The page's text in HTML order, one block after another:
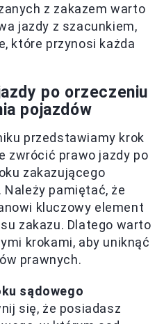
z zakazem warto
jazdy z szacunkiem,
które przynosi każda
po orzeczeniu
pojazdów
przedstawiamy krok
zwrócić prawo jazdy po
zakazującego
Należy pamiętać, że
kluczowy element
zakazu. Dlatego warto
krokami, aby uniknąć
prawnych.
sądowego
się, że posiadasz